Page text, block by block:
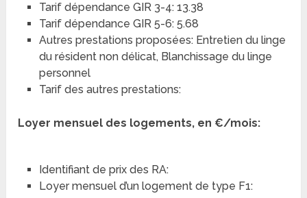
Tarif dépendance GIR 3-4: 13.38
Tarif dépendance GIR 5-6: 5.68
Autres prestations proposées: Entretien du linge
du résident non délicat, Blanchissage du linge
personnel
Tarif des autres prestations:
Loyer mensuel des logements, en €/mois:
Identifiant de prix des RA:
Loyer mensuel d’un logement de type F1: